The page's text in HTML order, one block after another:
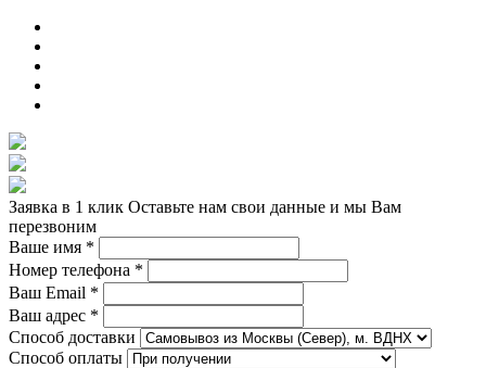
Заявка в 1 клик Оставьте нам свои данные и мы Вам
перезвоним
Ваше имя *
Номер телефона *
Ваш Email *
Ваш адрес *
Способ доставки
Способ оплаты